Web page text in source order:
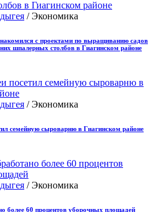
/ Экономика
с проектами по выращиванию садов
шпалерных столбов в Гиагинском районе
/ Экономика
семейную сыроварню в Гиагинском районе
/ Экономика
более 60 процентов уборочных площадей